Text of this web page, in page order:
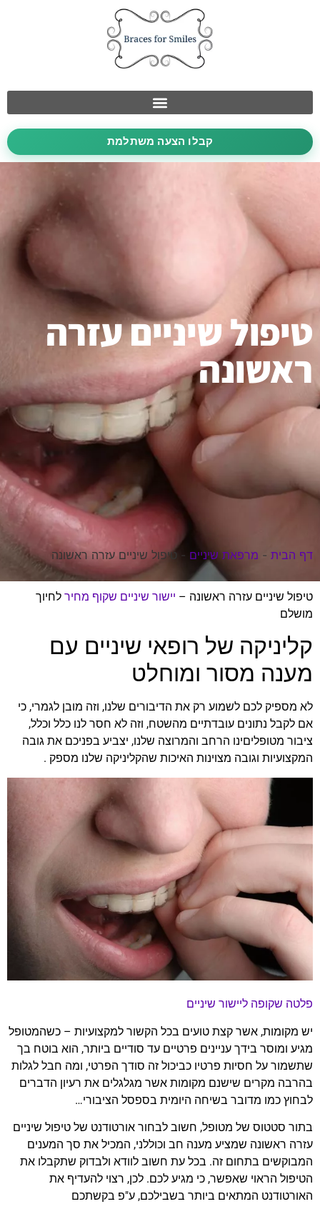
קבלו הצעה משתלמת
טיפול שיניים עזרה
ראשונה
דף הבית - מרפאת שיניים - טיפול שיניים עזרה ראשונה
טיפול שיניים עזרה ראשונה – יישור שיניים שקוף מחיר לחיוך
מושלם
קליניקה של רופאי שיניים עם
מענה מסור ומוחלט
לא מספיק לכם לשמוע רק את הדיבורים שלנו, וזה מובן לגמרי, כי
אם לקבל נתונים עובדתיים מהשטח, וזה לא חסר לנו כלל וכלל,
ציבור מטופליםינו הרחב והמרוצה שלנו, יצביע בפניכם את גובה
המקצועיות וגובה מצוינות האיכות שהקליניקה שלנו מספק .
פלטה שקופה ליישור שיניים
יש מקומות, אשר קצת טועים בכל הקשור למקצועיות – כשהמטופל
מגיע ומוסר בידך עניינים פרטיים עד סודיים ביותר, הוא בוטח בך
שתשמור על חסיות פרטיו כביכול זה סודך הפרטי, ומה חבל לגלות
בהרבה מקרים שישנם מקומות אשר מגלגלים את רעיון הדברים
לבחוץ כמו מדובר בשיחה היומית בספסל הציבורי…
בתור סטטוס של מטופל, חשוב לבחור אורטודנט של טיפול שיניים
עזרה ראשונה שמציע מענה חב וכוללני, המכיל את סך המענים
המבוקשים בתחום זה. בכל עת חשוב לוודא ולבדוק שתקבלו את
הטיפול הראוי שאפשר, כי מגיע לכם. לכן, רצוי להעדיף את
האורטודנט המתאים ביותר בשבילכם, ע"פ בקשתכם